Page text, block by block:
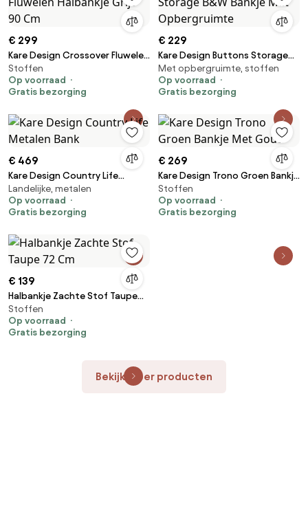
€ 299
Kare Design Crossover Fluwelen
Halbankje Grijs 90 Cm
Stoffen
Op voorraad
Gratis bezorging
€ 229
Kare Design Buttons Storage
B&W Bankje Met Opbergruimte
Met opbergruimte, stoffen
Op voorraad
Gratis bezorging
€ 469
Kare Design Country Life
Metalen Bank
Landelijke, metalen
Op voorraad
Gratis bezorging
€ 269
Kare Design Trono Groen Bankje
Met Goud
Stoffen
Op voorraad
Gratis bezorging
€ 139
Halbankje Zachte Stof Taupe
72 Cm
Stoffen
Op voorraad
Gratis bezorging
Bekijk meer producten